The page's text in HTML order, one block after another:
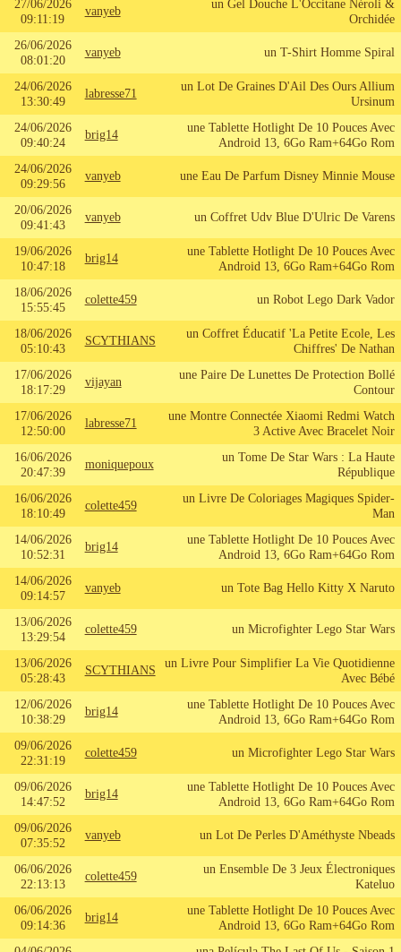
27/06/2026
09:11:19
vanyeb
un Gel Douche L'Occitane Néroli &
Orchidée
26/06/2026
08:01:20
vanyeb un T-Shirt Homme Spiral
24/06/2026
13:30:49
labresse71
un Lot De Graines D'Ail Des Ours Allium
Ursinum
24/06/2026
09:40:24
brig14
une Tablette Hotlight De 10 Pouces Avec
Android 13, 6Go Ram+64Go Rom
24/06/2026
09:29:56
vanyeb une Eau De Parfum Disney Minnie Mouse
20/06/2026
09:41:43
vanyeb un Coffret Udv Blue D'Ulric De Varens
19/06/2026
10:47:18
brig14
une Tablette Hotlight De 10 Pouces Avec
Android 13, 6Go Ram+64Go Rom
18/06/2026
15:55:45
colette459 un Robot Lego Dark Vador
18/06/2026
05:10:43
SCYTHIANS
un Coffret Éducatif 'La Petite Ecole, Les
Chiffres' De Nathan
17/06/2026
18:17:29
vijayan
une Paire De Lunettes De Protection Bollé
Contour
17/06/2026
12:50:00
labresse71
une Montre Connectée Xiaomi Redmi Watch
3 Active Avec Bracelet Noir
16/06/2026
20:47:39
moniquepoux
un Tome De Star Wars : La Haute
République
16/06/2026
18:10:49
colette459
un Livre De Coloriages Magiques Spider-
Man
14/06/2026
10:52:31
brig14
une Tablette Hotlight De 10 Pouces Avec
Android 13, 6Go Ram+64Go Rom
14/06/2026
09:14:57
vanyeb un Tote Bag Hello Kitty X Naruto
13/06/2026
13:29:54
colette459 un Microfighter Lego Star Wars
13/06/2026
05:28:43
SCYTHIANS
un Livre Pour Simplifier La Vie Quotidienne
Avec Bébé
12/06/2026
10:38:29
brig14
une Tablette Hotlight De 10 Pouces Avec
Android 13, 6Go Ram+64Go Rom
09/06/2026
22:31:19
colette459 un Microfighter Lego Star Wars
09/06/2026
14:47:52
brig14
une Tablette Hotlight De 10 Pouces Avec
Android 13, 6Go Ram+64Go Rom
09/06/2026
07:35:52
vanyeb un Lot De Perles D'Améthyste Nbeads
06/06/2026
22:13:13
colette459
un Ensemble De 3 Jeux Électroniques
Kateluo
06/06/2026
09:14:36
brig14
une Tablette Hotlight De 10 Pouces Avec
Android 13, 6Go Ram+64Go Rom